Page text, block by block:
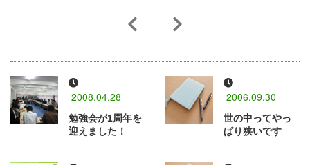
2008.04.28
勉強会が1周年を
迎えました！
2006.09.30
世の中ってやっ
ぱり狭いです